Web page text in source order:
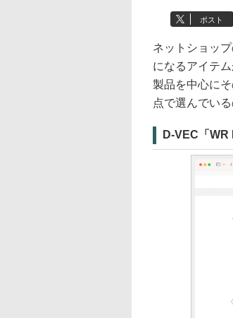
ポスト
ネットショッ
になるアイテ
製品を中心に
点で選んでい
D-VEC「WR